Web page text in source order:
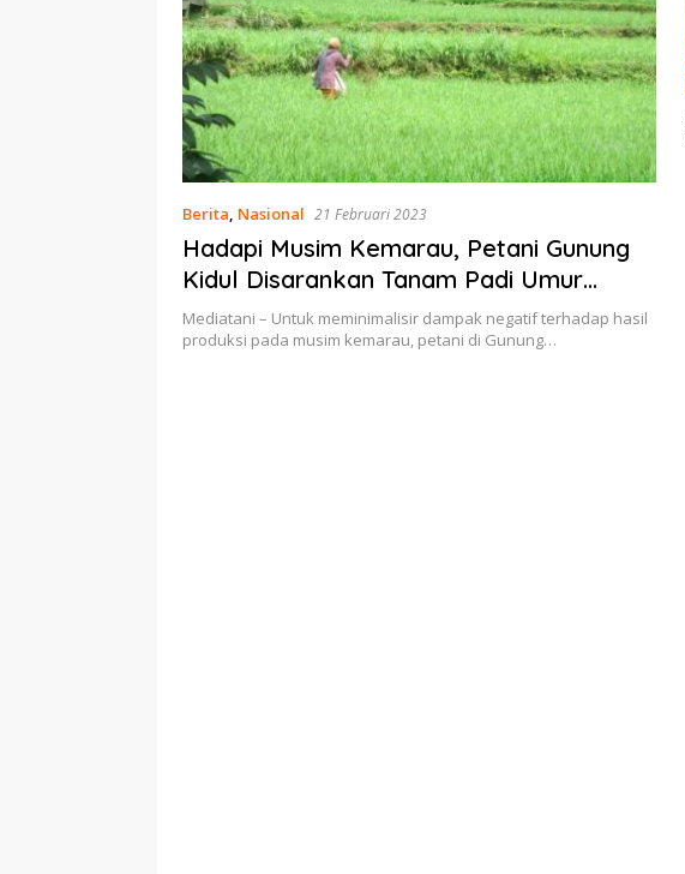
Berita, Nasional 21 Februari 2023
Hadapi Musim Kemarau, Petani Gunung
Kidul Disarankan Tanam Padi Umur
Pendek
Mediatani – Untuk meminimalisir dampak negatif terhadap hasil
produksi pada musim kemarau, petani di Gunung…